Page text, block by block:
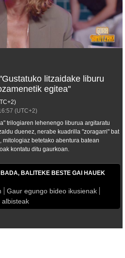
litzaidake liburu
egitea''
(UTC+2)
trilogiaren lehenengo liburua argitaratu
duenez, nerabe kuadrilla "zoragarri" bat
betetako abentura batean
kontatu ditu gaurkoan.
BALITEKE BESTE GAI HAUEK
Gaur egungo bideo ikusienak
albisteak